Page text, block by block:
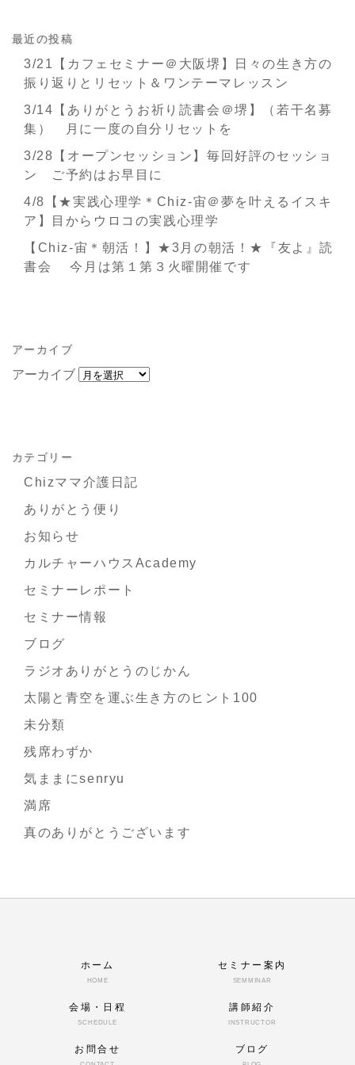
最近の投稿
3/21【カフェセミナー＠大阪堺】日々の生き方の
振り返りとリセット＆ワンテーマレッスン
3/14【ありがとうお祈り読書会＠堺】（若干名募
集） 月に一度の自分リセットを
3/28【オープンセッション】毎回好評のセッショ
ン ご予約はお早目に
4/8【★実践心理学＊Chiz-宙＠夢を叶えるイスキ
ア】目からウロコの実践心理学
【Chiz-宙＊朝活！】★3月の朝活！★『友よ』読
書会 今月は第１第３火曜開催です
アーカイブ
アーカイブ
カテゴリー
Chizママ介護日記
ありがとう便り
お知らせ
カルチャーハウスAcademy
セミナーレポート
セミナー情報
ブログ
ラジオありがとうのじかん
太陽と青空を運ぶ生き方のヒント100
未分類
残席わずか
気ままにsenryu
満席
真のありがとうございます
ホーム
HOME
セミナー案内
SEMMINAR
会場・日程
SCHEDULE
講師紹介
INSTRUCTOR
お問合せ ブログ